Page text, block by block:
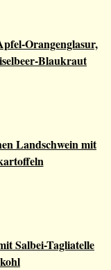
Orangenglasur,
Blaukraut
Landschwein mit
Salbei-Tagliatelle